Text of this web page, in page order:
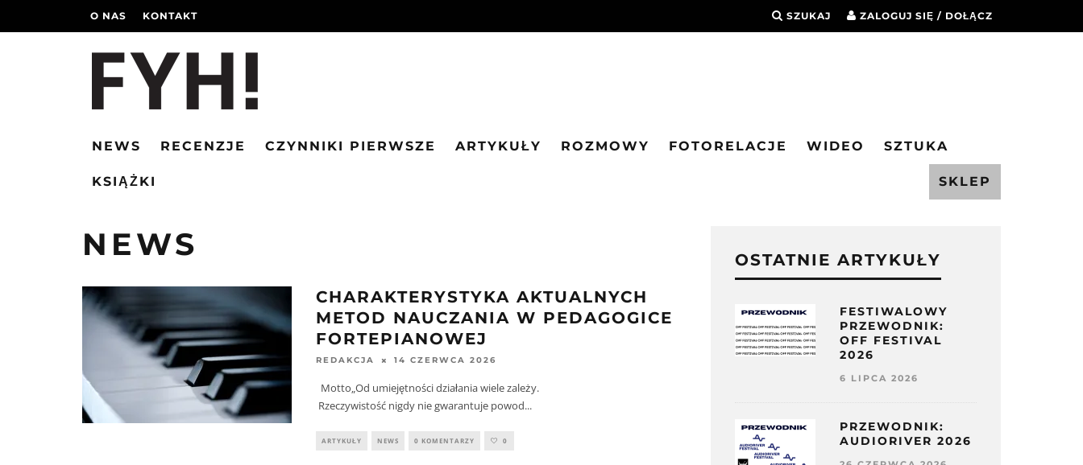
O NAS KONTAKT SZUKAJ ZALOGUJ SIĘ / DOŁĄCZ
NEWS RECENZJE CZYNNIKI PIERWSZE ARTYKUŁY ROZMOWY FOTORELACJE WIDEO SZTUKA
SKLEP
KSIĄŻKI
NEWS
CHARAKTERYSTYKA AKTUALNYCH
METOD NAUCZANIA W PEDAGOGICE
FORTEPIANOWEJ
REDAKCJA 14 CZERWCA 2026
Motto„Od umiejętności działania wiele zależy.
Rzeczywistość nigdy nie gwarantuje powod...
ARTYKUŁY NEWS 0 KOMENTARZY 0
OSTATNIE ARTYKUŁY
FESTIWALOWY
PRZEWODNIK:
OFF FESTIVAL
2026
6 LIPCA 2026
PRZEWODNIK:
AUDIORIVER 2026